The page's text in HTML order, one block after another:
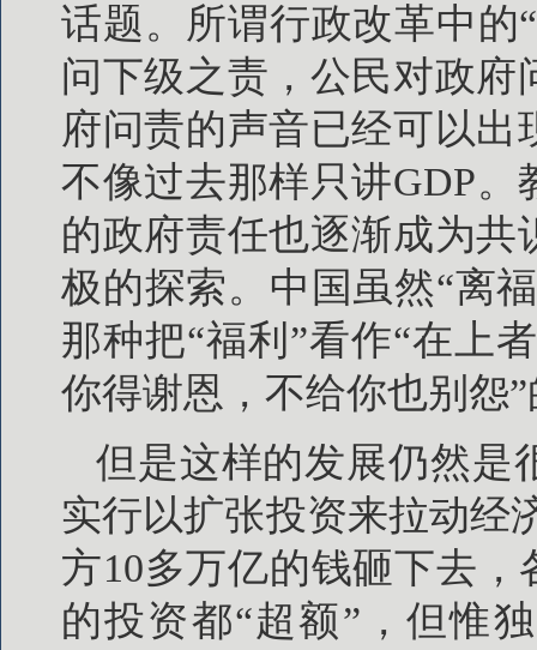
话题。所谓行政改革中的
问下级之责，公民对政
府问责的声音已经可以
不像过去那样只讲GDP
的政府责任也逐渐成为
极的探索。中国虽然“离
那种把“福利”看作“在上
你得谢恩，不给你也别怨
但是这样的发展仍然是
实行以扩张投资来拉动经
方10多万亿的钱砸下去
的投资都“超额”，但惟